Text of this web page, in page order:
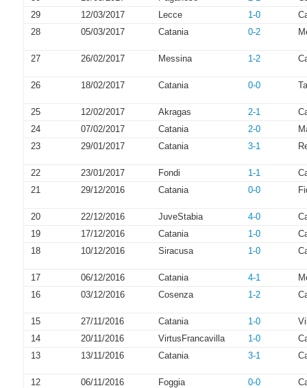
29
12/03/2017 Lecce 1-0
28
05/03/2017 Catania 0-2
27 26/02/2017 Messina 1-2
26 18/02/2017 Catania 0-0
25 12/02/2017 Akragas 2-1
24
07/02/2017 Catania 2-0
23
29/01/2017 Catania 3-1
22 23/01/2017 Fondi 1-1
21
29/12/2016 Catania 0-0
20 22/12/2016 JuveStabia 4-0
19
17/12/2016 Catania 1-0
18
10/12/2016 Siracusa 1-0
17 06/12/2016 Catania 4-1
16
03/12/2016 Cosenza 1-2
15 27/11/2016 Catania 1-0
14
20/11/2016 VirtusFrancavilla 1-0
13
13/11/2016 Catania 3-1
12 06/11/2016 Foggia 0-0